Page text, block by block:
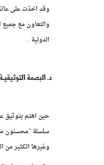
وقد اخذت على
والتعاون مع جميع
الدولية ..
د. البصمة
حين اهتم بتوثيق
وغيرها الكثير من